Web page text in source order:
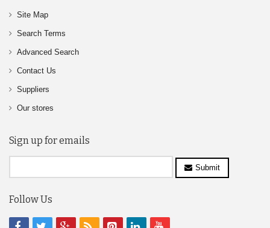
Site Map
Search Terms
Advanced Search
Contact Us
Suppliers
Our stores
Sign up for emails
Submit
Follow Us